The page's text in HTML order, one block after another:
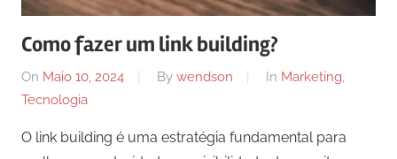
Como fazer um link building?
On Maio 10, 2024 By wendson In Marketing,
Tecnologia
O link building é uma estratégia fundamental para